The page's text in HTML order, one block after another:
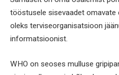
tööstusele sisevaadet omavate
oleks terviseorganisatsioon
informatsioonist.
WHO on seoses mulluse